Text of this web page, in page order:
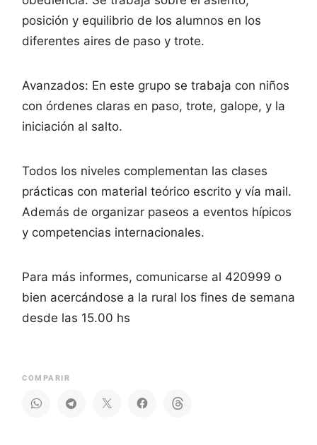
posición y equilibrio de los alumnos en los
diferentes aires de paso y trote.
Avanzados: En este grupo se trabaja con niños
con órdenes claras en paso, trote, galope, y la
iniciación al salto.
Todos los niveles complementan las clases
prácticas con material teórico escrito y vía mail.
Además de organizar paseos a eventos hípicos
y competencias internacionales.
Para más informes, comunicarse al 420999 o
bien acercándose a la rural los fines de semana
desde las 15.00 hs
COMPARIR